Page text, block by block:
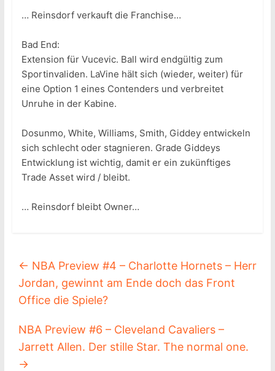
… Reinsdorf verkauft die Franchise…
Bad End:
Extension für Vucevic. Ball wird endgültig zum
Sportinvaliden. LaVine hält sich (wieder, weiter) für
eine Option 1 eines Contenders und verbreitet
Unruhe in der Kabine.
Dosunmo, White, Williams, Smith, Giddey entwickeln
sich schlecht oder stagnieren. Grade Giddeys
Entwicklung ist wichtig, damit er ein zukünftiges
Trade Asset wird / bleibt.
… Reinsdorf bleibt Owner…
← NBA Preview #4 – Charlotte Hornets – Herr
Jordan, gewinnt am Ende doch das Front
Office die Spiele?
NBA Preview #6 – Cleveland Cavaliers –
Jarrett Allen. Der stille Star. The normal one.
→